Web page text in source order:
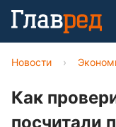
Новости ›
Как
посчитали